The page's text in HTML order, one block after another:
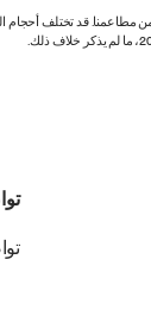
من مطاعمنا. قد